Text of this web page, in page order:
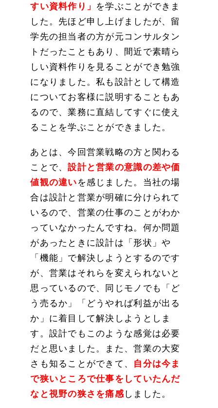
すい資料作り」 を学ぶことができま
した。先ほど申し上げましたが、留
学先の担当者の方が元コンサルタン
トだったこともあり、間近で素晴ら
しい資料作りを見ることができ勉強
になりました。私も設計として構造
についてお客様に説明することもあ
るので、業務に直結してすぐに使え
ることを学ぶことができました。
あとは、今回営業戦略の方と関わる
ことで、設計と営業の意識の差や価
値観の違い を感じました。当社の場
合は設計と営業が明確に分けられて
いるので、営業の仕事のことがわか
っていなかったんですね。何か問題
があったときに設計は「形状」や
「機能」で解決しようとするのです
が、営業はそれらを変えられないと
思っているので、同じモノでも「ど
う売るか」「どうやれば利益が出る
か」に着目して解決しようとしま
す。設計でもこのような感覚は必要
だと思いました。また、営業の大変
さも知ることができて、 自分は今ま
で狭いところで仕事をしていたんだ
なと視野の狭さ を痛感 しました。